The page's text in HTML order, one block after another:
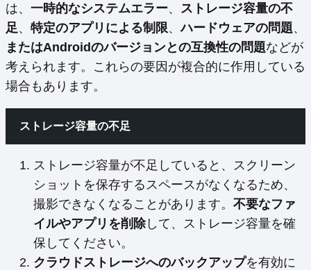
は、 一時的なシステムエラー、 ストレージ容量の不
足 、 特定のアプリによる制限、ハードウェアの問題、
またはAndroidのバージョンとの互換性の問題などが
考えられます。これらの要因が複合的に作用している
場合もあります。
ストレージ容量の不足
ストレージ容量が不足していると、スクリーン
ショットを保存するスペースがなくなるため、
撮影できなくなることがあります。 不要なファ
イルやアプリを削除して、ストレージ容量を確
保してください。
クラウドストレージへのバックアップを有効に